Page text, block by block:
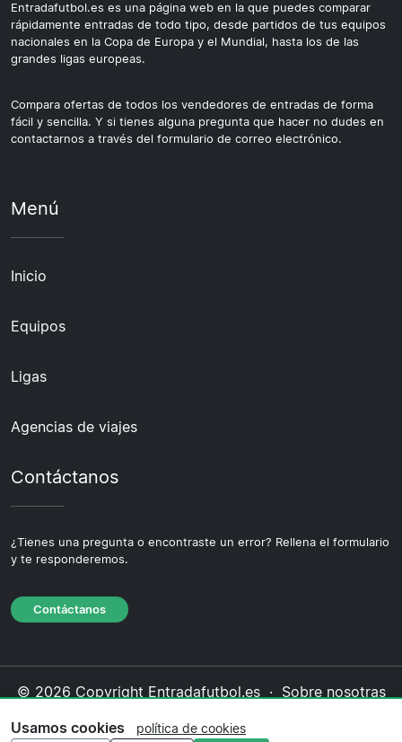
Entradafutbol.es es una página web en la que puedes comparar
rápidamente entradas de todo tipo, desde partidos de tus equipos
nacionales en la Copa de Europa y el Mundial, hasta los de las
grandes ligas europeas.
Compara ofertas de todos los vendedores de entradas de forma
fácil y sencilla. Y si tienes alguna pregunta que hacer no dudes en
contactarnos a través del formulario de correo electrónico.
Menú
Inicio
Equipos
Ligas
Agencias de viajes
Contáctanos
¿Tienes una pregunta o encontraste un error? Rellena el formulario
y te responderemos.
Contáctanos
© 2026 Copyright Entradafutbol.es · Sobre nosotras
cookies·Política editorial
Usamos cookies política de cookies